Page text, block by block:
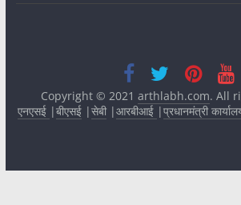
Copyright © 2021 arthlabh.com. All
एनएसई |बीएसई|सेबी|आरबीआई |प्रधानमंत्री